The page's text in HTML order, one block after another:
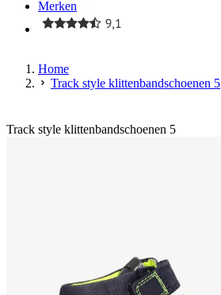
Merken
Home
Track style klittenbandschoenen 5
Track style klittenbandschoenen 5